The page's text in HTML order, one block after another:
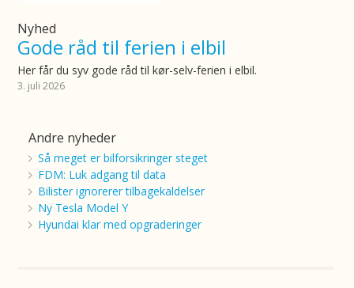
Nyhed
Gode råd til ferien i elbil
Her får du syv gode råd til kør-selv-ferien i elbil.
3. juli 2026
Andre nyheder
Så meget er bilforsikringer steget
FDM: Luk adgang til data
Bilister ignorerer tilbagekaldelser
Ny Tesla Model Y
Hyundai klar med opgraderinger